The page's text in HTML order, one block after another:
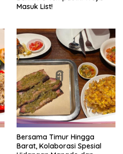
Masuk List!
Bersama Timur Hingga
Barat, Kolaborasi Spesial